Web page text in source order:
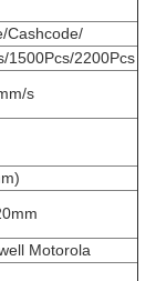
Cashcode/
1500Pcs/2200Pcs
s
Motorola